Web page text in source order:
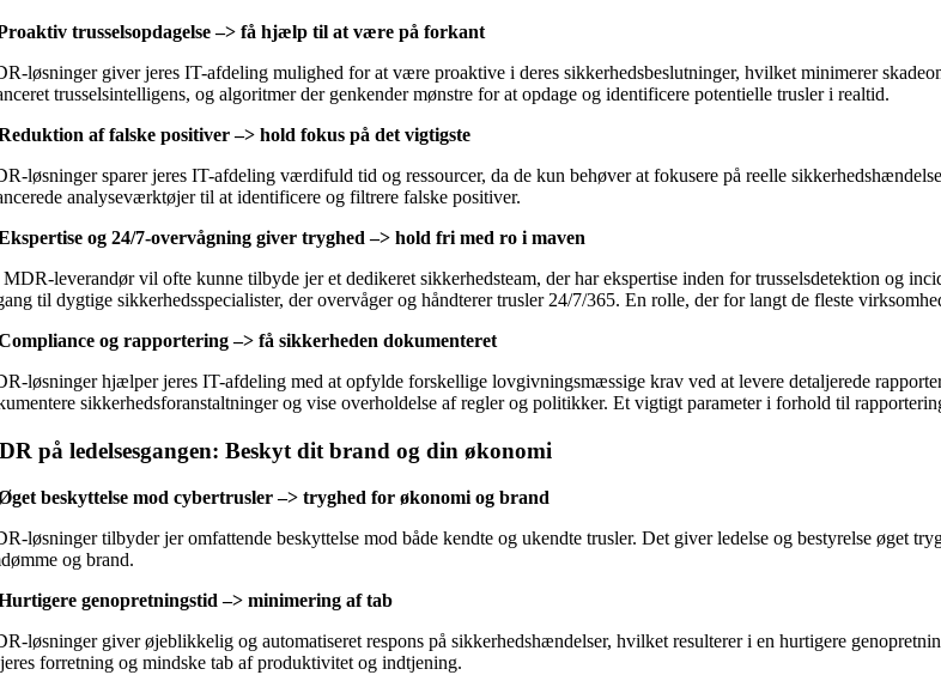
trusselsopdagelse –> få hjælp til at være på forkant
løsninger giver jeres IT-afdeling mulighed for at være proaktive i deres sikkerhedsbeslutninger, hvilket minimerer
trusselsintelligens, og algoritmer der genkender mønstre for at opdage og identificere potentielle trusler i realtid.
af falske positiver –> hold fokus på det vigtigste
løsninger sparer jeres IT-afdeling værdifuld tid og ressourcer, da de kun behøver at fokusere på reelle
analyseværktøjer til at identificere og filtrere falske positiver.
og 24/7-overvågning giver tryghed –> hold fri med ro i maven
MDR-leverandør vil ofte kunne tilbyde jer et dedikeret sikkerhedsteam, der har ekspertise inden for trusselsdetektion og
til dygtige sikkerhedsspecialister, der overvåger og håndterer trusler 24/7/365. En rolle, der for langt de fleste
og rapportering –> få sikkerheden dokumenteret
løsninger hjælper jeres IT-afdeling med at opfylde forskellige lovgivningsmæssige krav ved at levere detaljerede
sikkerhedsforanstaltninger og vise overholdelse af regler og politikker. Et vigtigt parameter i forhold til
på ledelsesgangen: Beskyt dit brand og din økonomi
beskyttelse mod cybertrusler –> tryghed for økonomi og brand
løsninger tilbyder jer omfattende beskyttelse mod både kendte og ukendte trusler. Det giver ledelse og bestyrelse øget
og brand.
genopretningstid –> minimering af tab
løsninger giver øjeblikkelig og automatiseret respons på sikkerhedshændelser, hvilket resulterer i en hurtigere
forretning og mindske tab af produktivitet og indtjening.